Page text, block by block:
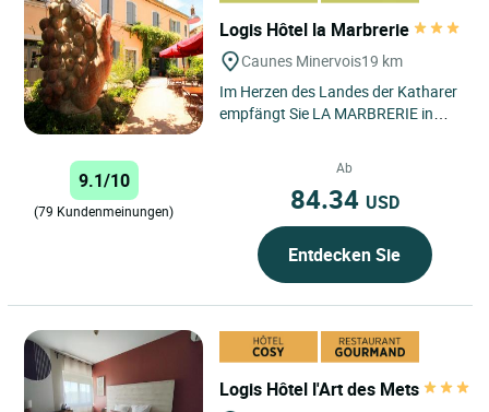
Logis Hôtel la Marbrerie
Caunes Minervois19 km
Im Herzen des Landes der Katharer
empfängt Sie LA MARBRERIE in
9.1/10
(79 Kundenmeinungen)
Ab
84.34 USD
Entdecken Sie
Logis Hôtel l'Art des Mets